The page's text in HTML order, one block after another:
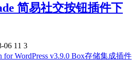
简易社交按钮插件下
06 11 3